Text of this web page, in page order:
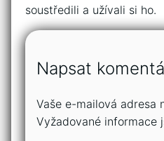
soustředili a užívali si ho.
Napsat
Vaše e-mailová adresa
Vyžadované informace